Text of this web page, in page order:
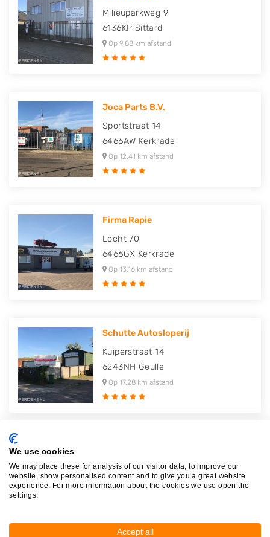
Milieuparkweg 9
6136KP Sittard
Op 9,88 km afstand
Joca Parts B.V.
Sportstraat 14
6466AW Kerkrade
Op 12,41 km afstand
Firma Rapie
Locht 70
6466GX Kerkrade
Op 13,16 km afstand
Schutte Autosloperij
Kuiperstraat 14
6243NH Geulle
Op 17,28 km afstand
Hubert van Doornelaan 21
6229VJ Maastricht
We use cookies
We may place these for analysis of our visitor data, to improve our
website, show personalised content and to give you a great website
experience. For more information about the cookies we use open the
settings.
Accept all